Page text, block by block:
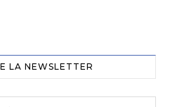
LA NEWSLETTER